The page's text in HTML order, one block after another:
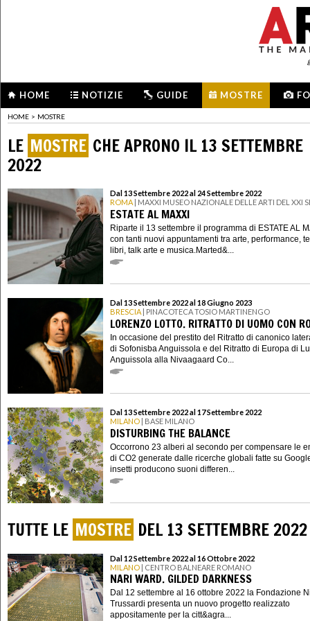
HOME NOTIZIE GUIDE MOSTRE
HOME > MOSTRE
LE MOSTRE CHE APRONO IL 13 SETTEMBRE
2022
Dal 13 Settembre 2022 al 24 Settembre 2022
ROMA | MAXXI MUSEO NAZIONALE DELLE ARTI DEL XXI
ESTATE AL MAXXI
Riparte il 13 settembre il programma di ESTATE AL
con tanti nuovi appuntamenti tra arte, performance,
libri, talk arte e musica.Marted&...
Dal 13 Settembre 2022 al 18 Giugno 2023
BRESCIA | PINACOTECA TOSIO MARTINENGO
LORENZO LOTTO. RITRATTO DI UOMO CON
In occasione del prestito del Ritratto di canonico
di Sofonisba Anguissola e del Ritratto di Europa di
Anguissola alla Nivaagaard Co...
Dal 13 Settembre 2022 al 17 Settembre 2022
MILANO | BASE MILANO
DISTURBING THE BALANCE
Occorrono 23 alberi al secondo per compensare le
di CO2 generate dalle ricerche globali fatte su
insetti producono suoni differen...
TUTTE LE MOSTRE DEL 13 SETTEMBRE 2022
Dal 12 Settembre 2022 al 16 Ottobre 2022
MILANO | CENTRO BALNEARE ROMANO
NARI WARD. GILDED DARKNESS
Dal 12 settembre al 16 ottobre 2022 la Fondazione
Trussardi presenta un nuovo progetto realizzato
appositamente per la citt&agra...